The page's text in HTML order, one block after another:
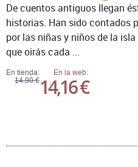
En tienda:
14,90 €
En la web:
14,16 €
De cuentos antiguos llegan
historias. Han sido contados
por las niñas y niños de la
que oirás cada ...